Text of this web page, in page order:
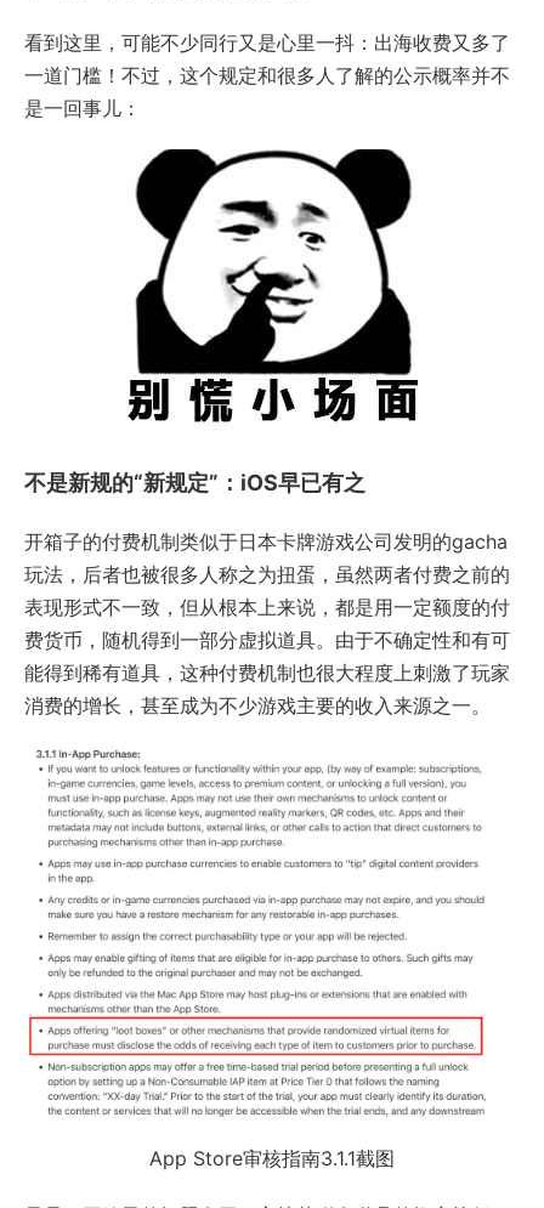
看到这里，可能不少同行又是心里一抖：出海收费又多了
一道门槛！不过，这个规定和很多人了解的公示概率并不
是一回事儿：
不是新规的“新规定”：iOS早已有之
开箱子的付费机制类似于日本卡牌游戏公司发明的gacha
玩法，后者也被很多人称之为扭蛋，虽然两者付费之前的
表现形式不一致，但从根本上来说，都是用一定额度的付
费货币，随机得到一部分虚拟道具。由于不确定性和有可
能得到稀有道具，这种付费机制也很大程度上刺激了玩家
消费的增长，甚至成为不少游戏主要的收入来源之一。
App Store审核指南3.1.1截图